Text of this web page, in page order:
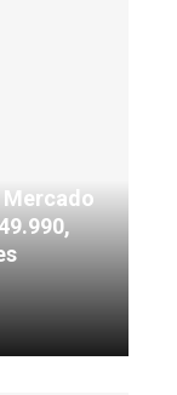
Mercado